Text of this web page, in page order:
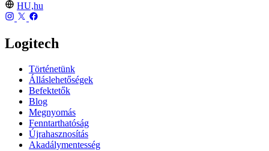
HU,hu
Logitech
Történetünk
Álláslehetőségek
Befektetők
Blog
Megnyomás
Fenntarthatóság
Újrahasznosítás
Akadálymentesség